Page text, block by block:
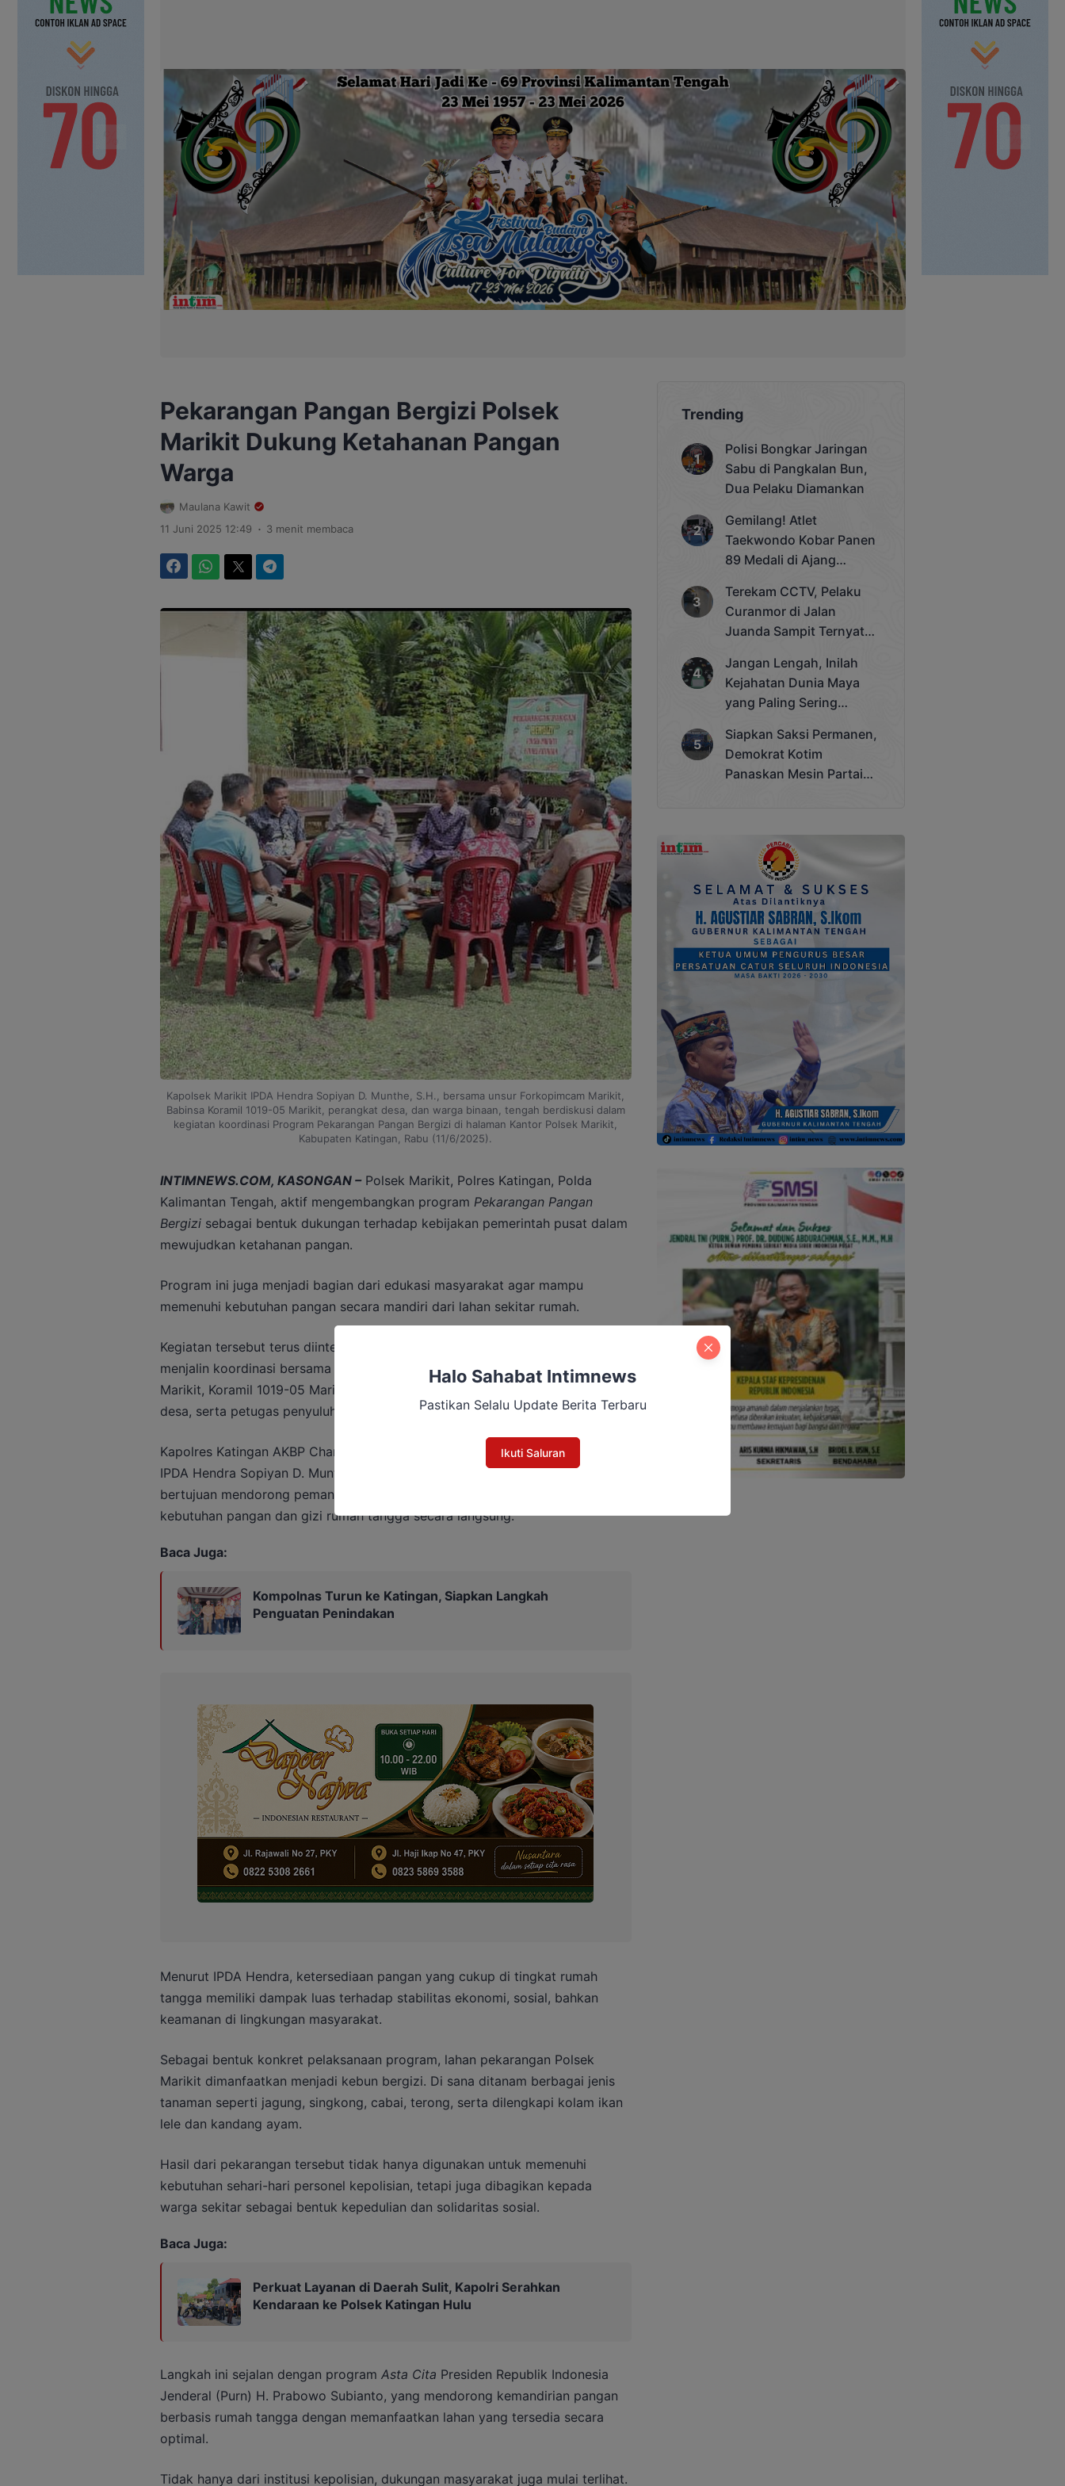
Pekarangan Pangan Bergizi Polsek
Marikit Dukung Ketahanan Pangan
Warga
Maulana Kawit
11 Juni 2025 12:49 . 3 menit membaca
Kapolsek Marikit IPDA Hendra Sopiyan D. Munthe, S.H., bersama unsur Forkopimcam Marikit,
Babinsa Koramil 1019-05 Marikit, perangkat desa, dan warga binaan, tengah berdiskusi dalam
kegiatan koordinasi Program Pekarangan Pangan Bergizi di halaman Kantor Polsek Marikit,
Kabupaten Katingan, Rabu (11/6/2025).
INTIMNEWS.COM, KASONGAN –Polsek Marikit, Polres Katingan, Polda
Kalimantan Tengah, aktif mengembangkan program Pekarangan Pangan
Bergizisebagai bentuk dukungan terhadap kebijakan pemerintah pusat dalam
mewujudkan ketahanan pangan.
Program ini juga menjadi bagian dari edukasi masyarakat agar mampu
memenuhi kebutuhan pangan secara mandiri dari lahan sekitar rumah.
Kegiatan tersebut terus diintensifkan oleh jajaran Polsek Marikit dengan
menjalin koordinasi bersama sejumlah pihak, termasuk Pemerintah Kecamatan
Marikit, Koramil 1019-05 Marikit, UPTD Pertanian, para kepala desa, perangkat
desa, serta petugas penyuluh lapangan (PPL) pertanian.
Kapolres Katingan AKBP Chandra Ismawanto, S.I.K melalui Kapolsek Marikit
IPDA Hendra Sopiyan D. Munthe, S.H., menyampaikan bahwa program ini
bertujuan mendorong pemanfaatan pekarangan rumah untuk memenuhi
kebutuhan pangan dan gizi rumah tangga secara langsung.
Baca Juga:
Kompolnas Turun ke Katingan, Siapkan Langkah
Penguatan Penindakan
Menurut IPDA Hendra, ketersediaan pangan yang cukup di tingkat rumah
tangga memiliki dampak luas terhadap stabilitas ekonomi, sosial, bahkan
keamanan di lingkungan masyarakat.
Sebagai bentuk konkret pelaksanaan program, lahan pekarangan Polsek
Marikit dimanfaatkan menjadi kebun bergizi. Di sana ditanam berbagai jenis
tanaman seperti jagung, singkong, cabai, terong, serta dilengkapi kolam ikan
lele dan kandang ayam.
Hasil dari pekarangan tersebut tidak hanya digunakan untuk memenuhi
kebutuhan sehari-hari personel kepolisian, tetapi juga dibagikan kepada
warga sekitar sebagai bentuk kepedulian dan solidaritas sosial.
Baca Juga:
Perkuat Layanan di Daerah Sulit, Kapolri Serahkan
Kendaraan ke Polsek Katingan Hulu
Langkah ini sejalan dengan program Asta Cita Presiden Republik Indonesia
Jenderal (Purn) H. Prabowo Subianto, yang mendorong kemandirian pangan
berbasis rumah tangga dengan memanfaatkan lahan yang tersedia secara
optimal.
Tidak hanya dari institusi kepolisian, dukungan masyarakat juga mulai terlihat.
Trending
Polisi Bongkar Jaringan
Sabu di Pangkalan Bun,
Dua Pelaku Diamankan
Gemilang! Atlet
Taekwondo Kobar Panen
89 Medali di Ajang
Cup 2025
Terekam CCTV, Pelaku
Curanmor di Jalan
Juanda Sampit Ternyata
Jangan Lengah, Inilah
Kejahatan Dunia Maya
yang Paling Sering
Siapkan Saksi Permanen,
Demokrat Kotim
Panaskan Mesin Partai
Halo Sahabat Intimnews
Pastikan Selalu Update Berita Terbaru
Ikuti Saluran